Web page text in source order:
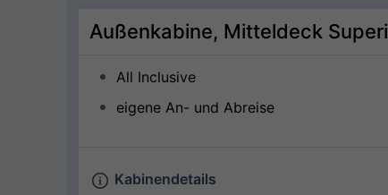
Außenkabine, Mitteldeck
All Inclusive
eigene An- und Abreise
Kabinendetails